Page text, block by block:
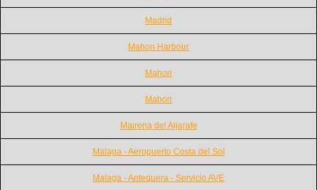
Madrid
Mahon Harbour
Mahon
Mahon
Mairena del Aljarafe
Malaga - Aeropuerto Costa del Sol
Malaga - Antequera - Servicio AVE